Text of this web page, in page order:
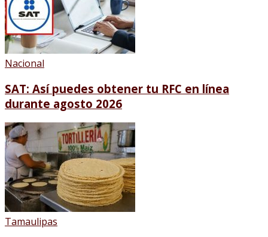
Nacional
SAT: Así puedes obtener tu RFC en línea
durante agosto 2026
Tamaulipas